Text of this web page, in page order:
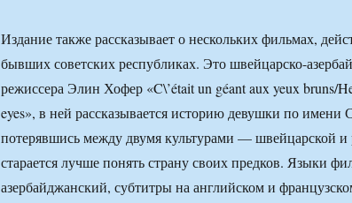
Издание также рассказывает о нескольких фильмах,
бывших советских республиках. Это швейцарско-
режиссера Элин Хофер «C\’était un géant aux yeux bruns/
eyes», в ней рассказывается историю девушки по имени
потерявшись между двумя культурами — швейцарской и
старается лучше понять страну своих предков. Языки
азербайджанский, субтитры на английском и